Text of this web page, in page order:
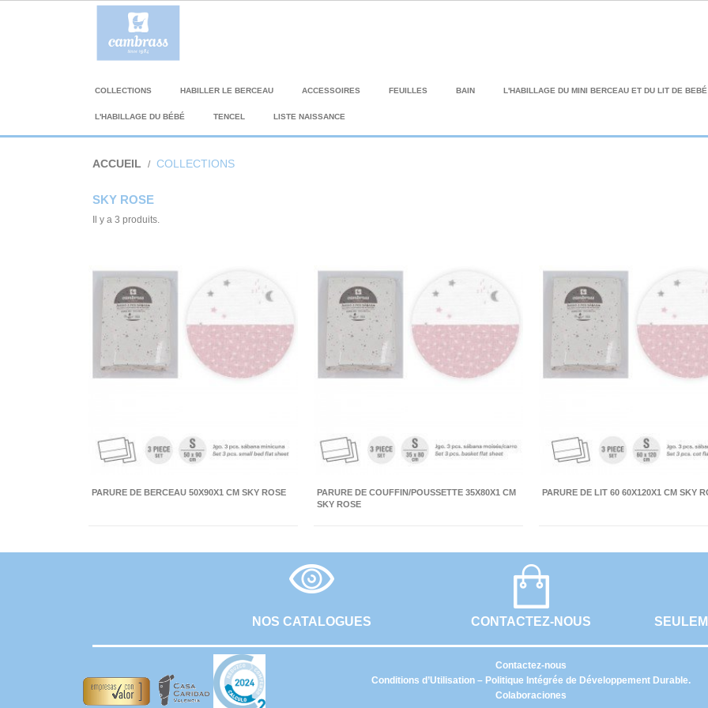
COLLECTIONS HABILLER LE BERCEAU ACCESSOIRES FEUILLES BAIN L'HABILLAGE DU MINI BERCEAU ET DU LIT DE BEBÉ
L'HABILLAGE DU BÉBÉ TENCEL LISTE NAISSANCE
ACCUEIL COLLECTIONS
SKY ROSE
Il y a 3 produits.
PARURE DE BERCEAU 50X90X1 CM SKY ROSE
PARURE DE COUFFIN/POUSSETTE 35X80X1 CM
SKY ROSE
PARURE DE LIT 60 60X120X1 CM SKY
NOS CATALOGUES CONTACTEZ-NOUS
Conditions d’Utilisation – Politique Intégrée de Développement Durable.
Colaboraciones
Contactez-nous